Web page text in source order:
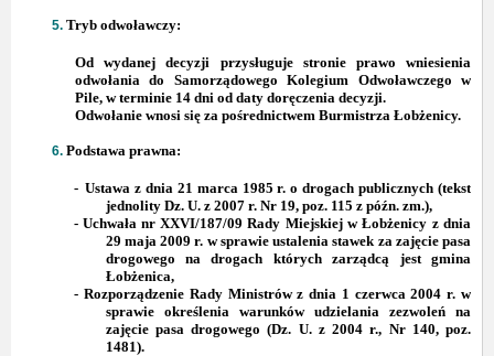
Tryb odwoławczy:
Od wydanej decyzji przysługuje stronie prawo wniesienia
odwołania do Samorządowego Kolegium Odwoławczego w
Pile, w terminie 14 dni od daty doręczenia decyzji.
Odwołanie wnosi się za pośrednictwem Burmistrza Łobżenicy.
Podstawa prawna:
- Ustawa z dnia 21 marca 1985 r. o drogach publicznych (tekst
jednolity Dz. U. z 2007 r. Nr 19, poz. 115 z późn. zm.),
- Uchwała nr XXVI/187/09 Rady Miejskiej w Łobżenicy z dnia
29 maja 2009 r. w sprawie ustalenia stawek za zajęcie pasa
drogowego na drogach których zarządcą jest gmina
Łobżenica,
-Rozporządzenie Rady Ministrów z dnia 1 czerwca 2004 r. w
sprawie określenia warunków udzielania zezwoleń na
zajęcie pasa drogowego (Dz. U. z 2004 r., Nr 140, poz.
1481).